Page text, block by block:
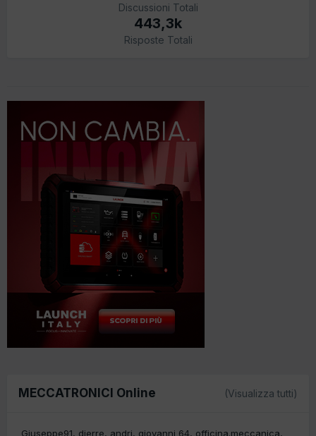
Discussioni Totali
443,3k
Risposte Totali
MECCATRONICI Online (Visualizza tutti)
Giuseppe91 dierre andri giovanni 64
officina.meccanica